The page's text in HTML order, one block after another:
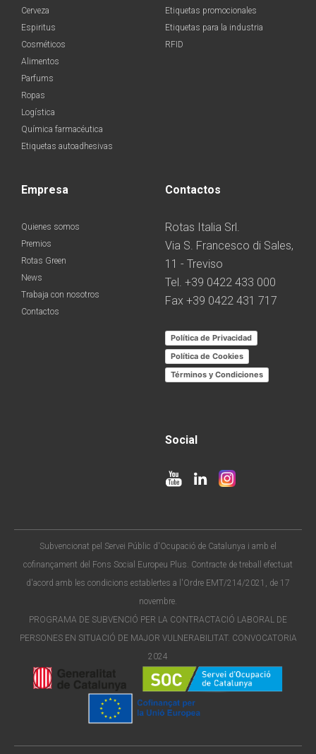
Cerveza
Espiritus
Cosméticos
Alimentos
Parfums
Ropas
Logística
Química farmacéutica
Etiquetas autoadhesivas
Etiquetas promocionales
Etiquetas para la industria
RFID
Empresa
Quienes somos
Premios
Rotas Green
News
Trabaja con nosotros
Contactos
Contactos
Rotas Italia Srl.
Via S. Francesco di Sales,
11 - Treviso
Tel. +39 0422 433 000
Fax +39 0422 431 717
Política de Privacidad
Política de Cookies
Términos y Condiciones
Social
Subvencionat pel Servei Públic d'Ocupació de Catalunya i amb el
cofinançament del Fons Social Europeu Plus. Contracte de treball efectuat
d'acord amb les condicions establertes a l'Ordre EMT/214/2021, de 17
novembre.
PROGRAMA DE SUBVENCIÓ PER LA CONTRACTACIÓ LABORAL DE
PERSONES EN SITUACIÓ DE MAJOR VULNERABILITAT. CONVOCATORIA
2024